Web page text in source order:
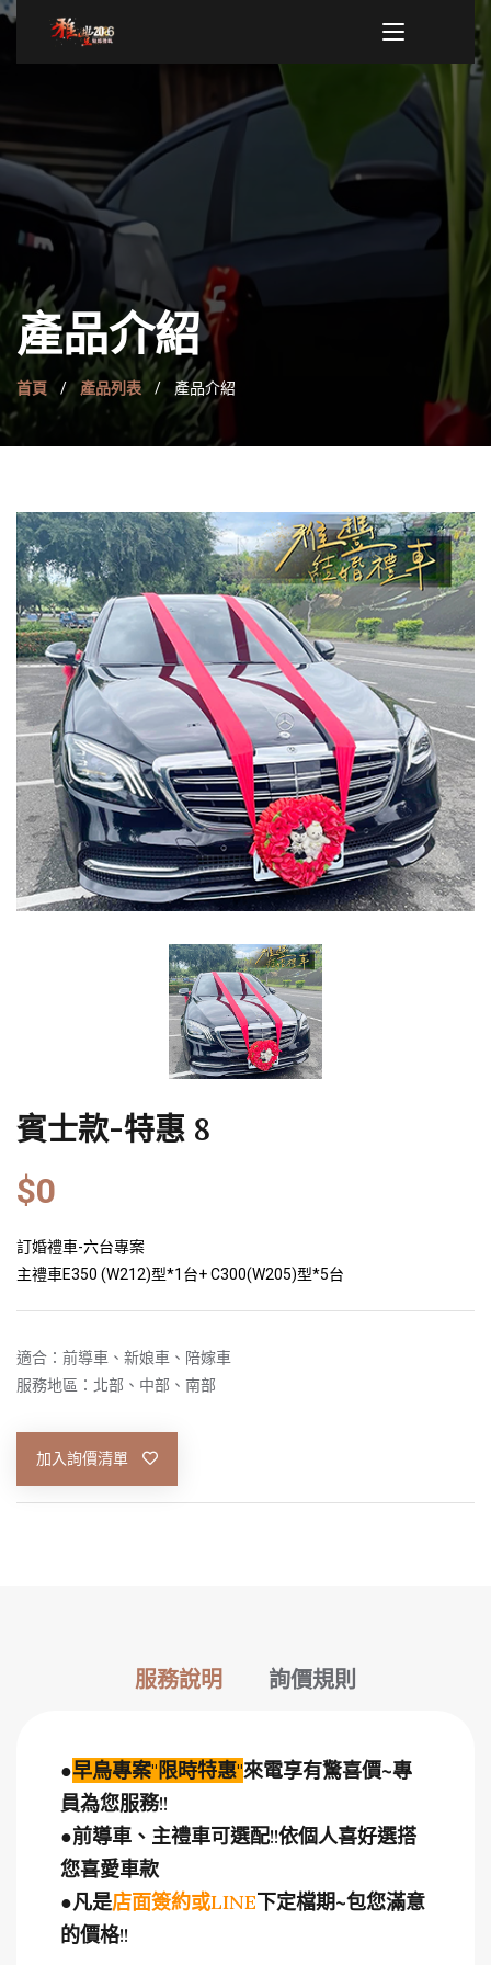
產品介紹
首頁 產品列表 產品介紹
賓士款-特惠 8
$0
訂婚禮車-六台專案
主禮車E350 (W212)型*1台+ C300(W205)型*5台
適合：前導車、新娘車、陪嫁車
服務地區：北部、中部、南部
加入詢價清單
服務說明 詢價規則
●早鳥專案"限時特惠"來電享有驚喜價~專
員為您服務!!
●前導車、主禮車可選配!!依個人喜好選搭
您喜愛車款
●凡是店面簽約或LINE下定檔期~包您滿意
的價格!!